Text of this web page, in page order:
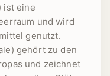
ist eine
und wird
genutzt.
gehört zu den
und zeichnet